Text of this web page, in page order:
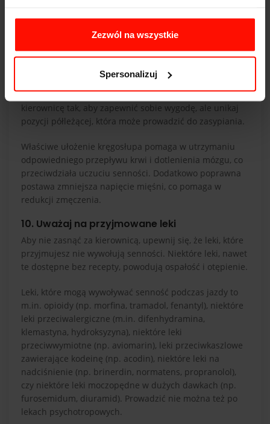
Zezwól na wszystkie
Spersonalizuj
wewnątrz samochodu jest zbyt ciepło i “miło”, istnieje
większe ryzyko zaśnięcia za kierownicą.
9. Zachowuj odpowiednią postawę za
Podczas jazdy ważne jest, aby utrzymywać prawidłową
postawę za kierownicą. Dostosuj fotel, zagłówek i
kierownicę tak, aby zapewnić sobie wygodę, ale unikaj
pozycji półleżącej, która może prowadzić do zasypiania.
Właściwe ułożenie kręgosłupa pomaga w utrzymaniu
odpowiedniego przepływu krwi i dotlenienia mózgu, co
przeciwdziała uczuciu senności. Dodatkowo poprawna
postawa zmniejsza napięcie mięśni, co pomaga w
redukcji zmęczenia.
10. Uważaj na przyjmowane leki
Aby nie zasnąć za kierownicą, upewnij się, że leki, które
przyjmujesz nie wywołują senności. Niektóre leki, nawet
te dostępne bez recepty, powodują ospałość i otępienie.
Leki, które mogą wywoływać senność podczas jazdy to
m.in. opioidy (np. morfina, tramadol, fenantyl), niektóre
leki przeciwalergiczne (m.in. difenhydramina,
klemastyna, hydroksyzyna), niektóre leki
przeciwwymiotne (np. aviomarin), leki przeciwkaszlowe
zawierające kodeinę (np. acodin), niektóre leki na
nadciśnienie (np. brinerdin, normatens, propranolol),
czy niektóre leki moczopędne w dużych dawkach (np.
furosemidum, diuramid). Prowadzić nie można też po
lekach psychotropowych.